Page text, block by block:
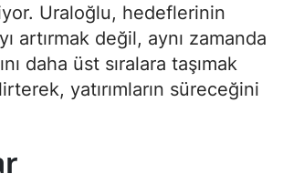
Uraloğlu, hedeflerinin
artırmak değil, aynı zamanda
daha üst sıralara taşımak
yatırımların süreceğini